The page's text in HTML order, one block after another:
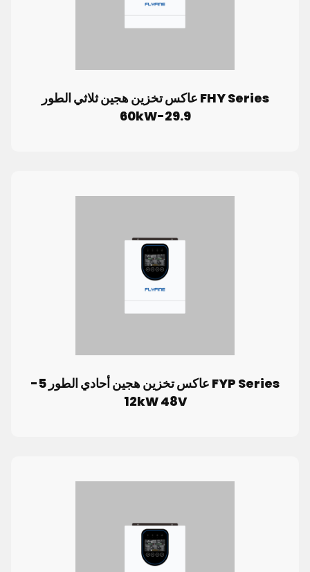
FHY Series عاكس تخزين هجين ثلاثي الطور
29.9-60kW
FYP Series عاكس تخزين هجين أحادي الطور 5-
12kW 48V